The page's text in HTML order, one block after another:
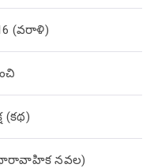
(వరాళి)
(క‌థ‌)
నవల)